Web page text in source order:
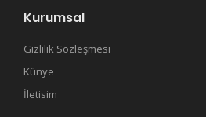
Kurumsal
Gizlilik Sözleşmesi
Künye
İletisim